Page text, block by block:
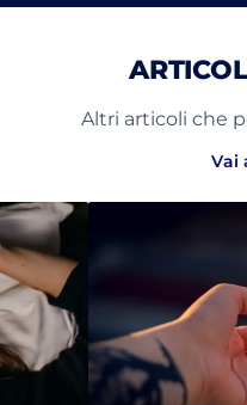
Altri articoli che
Vai